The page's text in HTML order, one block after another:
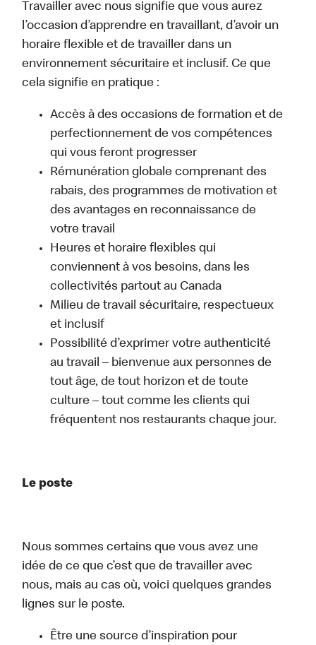
Travailler avec nous signifie que vous aurez
l’occasion d’apprendre en travaillant, d’avoir un
horaire flexible et de travailler dans un
environnement sécuritaire et inclusif. Ce que
cela signifie en pratique :
Accès à des occasions de formation et de
perfectionnement de vos compétences
qui vous feront progresser
Rémunération globale comprenant des
rabais, des programmes de motivation et
des avantages en reconnaissance de
votre travail
Heures et horaire flexibles qui
conviennent à vos besoins, dans les
collectivités partout au Canada
Milieu de travail sécuritaire, respectueux
et inclusif
Possibilité d’exprimer votre authenticité
au travail – bienvenue aux personnes de
tout âge, de tout horizon et de toute
culture – tout comme les clients qui
fréquentent nos restaurants chaque jour.
Le poste
Nous sommes certains que vous avez une
idée de ce que c’est que de travailler avec
nous, mais au cas où, voici quelques grandes
lignes sur le poste.
Être une source d’inspiration pour